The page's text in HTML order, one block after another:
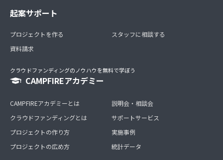
起案サポート
プロジェクトを作る
資料請求
スタッフに相談する
クラウドファンディングのノウハウを無料で学ぼう
CAMPFIREアカデミー
CAMPFIREアカデミーとは
クラウドファンディングとは
プロジェクトの作り方
プロジェクトの広め方
説明会・相談会
サポートサービス
実施事例
統計データ